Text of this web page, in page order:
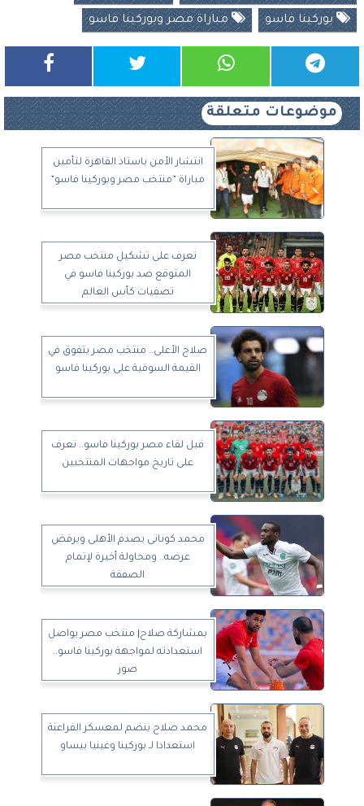
بوركينا فاسو مباراة مصر وبوركينا فاسو
موضوعات متعلقة
انتشار الأمن باستاد القاهرة لتأمين
مباراة ”منتخب مصر وبوركينا فاسو”
تعرف على تشكيل منتخب مصر
المتوقع ضد بوركينا فاسو في
تصفيات كأس العالم
صلاح الأعلى.. منتخب مصر يتفوق في
القيمة السوقية على بوركينا فاسو
قبل لقاء مصر بوركينا فاسو.. تعرف
على تاريخ مواجهات المنتخبين
محمد كوناتى يصدم الأهلى ويرفض
عرضه.. ومحاولة أخيرة لإتمام
الصفقة
بمشاركة صلاح| منتخب مصر يواصل
استعدادته لمواجهة بوركينا فاسو..
صور
محمد صلاح ينضم لمعسكر الفراعنة
استعدادا لـ بوركينا وغينيا بيساو